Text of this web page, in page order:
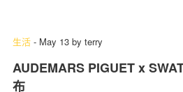
生活 - May 13 by terry
AUDEMARS PIGUET x
布